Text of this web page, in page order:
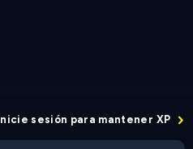
Inicie sesión para mantener XP